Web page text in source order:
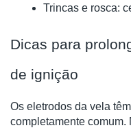
Trincas e rosca:
Dicas para
de ignição
Os eletrodos da vela
completamente comum.